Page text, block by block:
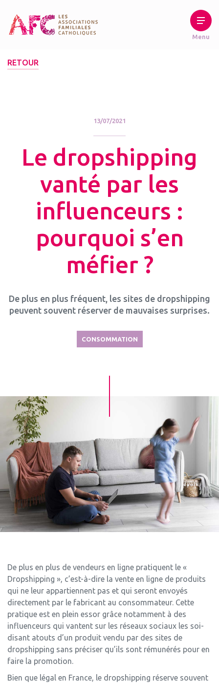
RETOUR
13/07/2021
Le dropshipping
vanté par les
influenceurs :
pourquoi s’en
méfier ?
De plus en plus fréquent, les sites de dropshipping
peuvent souvent réserver de mauvaises surprises.
CONSOMMATION
De plus en plus de vendeurs en ligne pratiquent le «
Dropshipping », c’est-à-dire la vente en ligne de produits
qui ne leur appartiennent pas et qui seront envoyés
directement par le fabricant au consommateur. Cette
pratique est en plein essor grâce notamment à des
influenceurs qui vantent sur les réseaux sociaux les soi-
disant atouts d’un produit vendu par des sites de
dropshipping sans préciser qu’ils sont rémunérés pour en
faire la promotion.
Bien que légal en France, le dropshipping réserve souvent